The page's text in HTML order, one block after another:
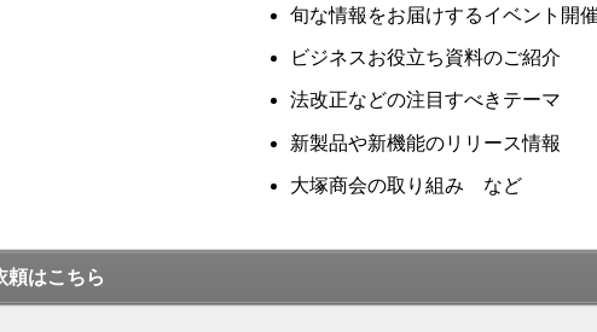
旬な情報をお届けするイベント開
ビジネスお役立ち資料のご紹介
法改正などの注目すべきテーマ
新製品や新機能のリリース情報
大塚商会の取り組み など
頼はこちら